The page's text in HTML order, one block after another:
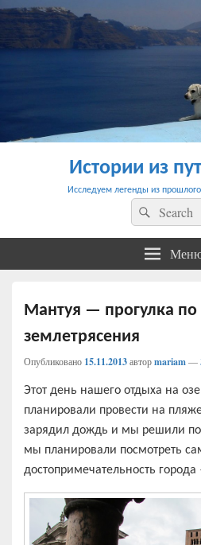
Истории из
Исследуем легенды из
Найти:Поиск
Мантуя — прогулка по
землетрясения
Опубликовано 15.11.2013авторmariam—
Этот день нашего отдыха на
планировали провести на
зарядил дождь и мы решили
мы планировали посмотреть
достопримечательность